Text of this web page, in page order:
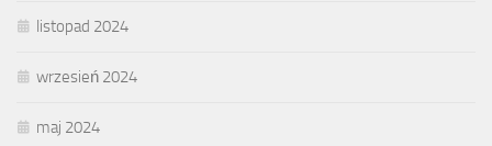
listopad 2024
wrzesień 2024
maj 2024